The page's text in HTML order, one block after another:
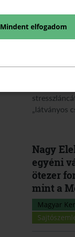
Magyar
„látványos
Nagy
egyéni
ötezer
mint a
Magyar
Mindent elfogadom